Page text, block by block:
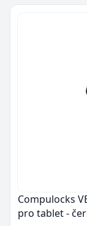
Compulocks
pro tablet -